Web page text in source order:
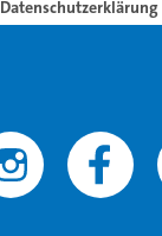
Datenschutzerklärung